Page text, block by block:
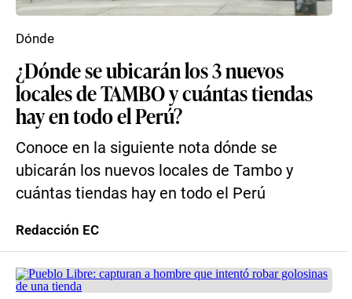
¿Dónde se ubicarán los 3 nuevos
locales de TAMBO y cuántas tiendas
hay en todo el Perú?
Conoce en la siguiente nota dónde se
ubicarán los nuevos locales de Tambo y
cuántas tiendas hay en todo el Perú
Dónde
Redacción EC